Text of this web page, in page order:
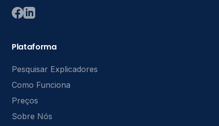
Plataforma
Pesquisar Explicadores
Como Funciona
Preços
Sobre Nós